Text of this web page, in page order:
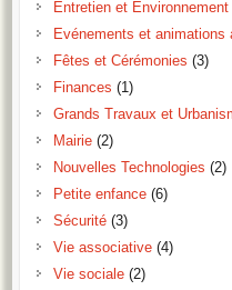
Entretien et Environnement
Evénements et animations
Fêtes et Cérémonies (3)
Finances (1)
Grands Travaux et
Mairie(2)
Nouvelles Technologies (2)
Petite enfance(6)
Sécurité(3)
Vie associative(4)
Vie sociale(2)